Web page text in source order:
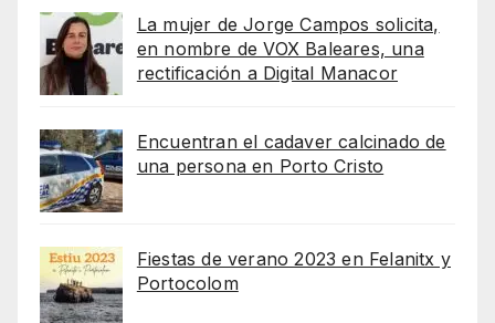
La mujer de Jorge Campos solicita,
en nombre de VOX Baleares, una
rectificación a Digital Manacor
Encuentran el cadaver calcinado de
una persona en Porto Cristo
Fiestas de verano 2023 en Felanitx y
Portocolom